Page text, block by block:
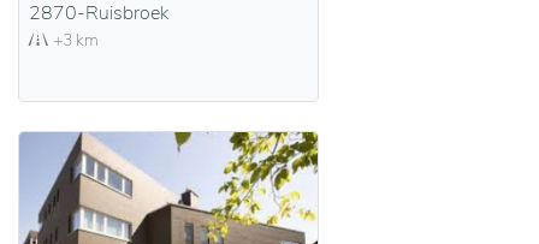
2870-Ruisbroek
+3 km